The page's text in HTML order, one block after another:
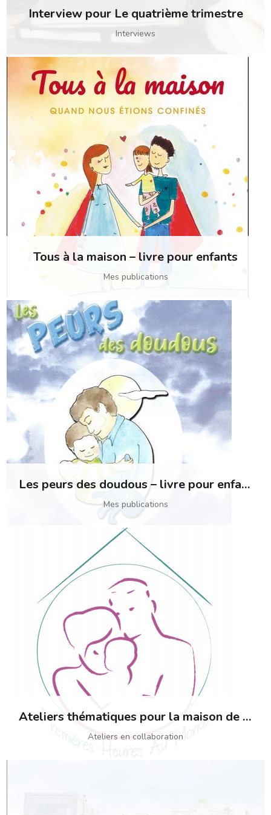
Interview pour Le quatrième trimestre
Interviews
Tous à la maison – livre pour enfants
Mes publications
Les peurs des doudous – livre pour enfants
Mes publications
Ateliers thématiques pour la maison de Naissance Premières heures au monde
Ateliers en collaboration